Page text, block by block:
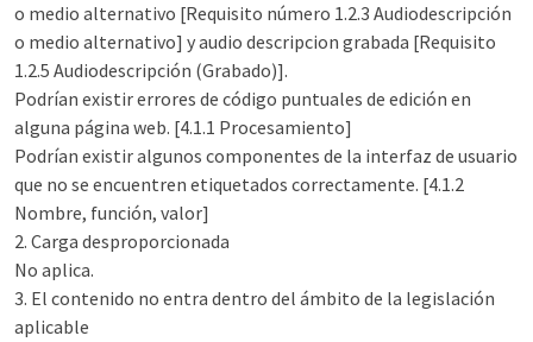
o medio alternativo [Requisito número 1.2.3 Audiodescripción
o medio alternativo] y audio descripcion grabada [Requisito
1.2.5 Audiodescripción (Grabado)].
Podrían existir errores de código puntuales de edición en
alguna página web. [4.1.1 Procesamiento]
Podrían existir algunos componentes de la interfaz de usuario
que no se encuentren etiquetados correctamente. [4.1.2
Nombre, función, valor]
2. Carga desproporcionada
No aplica.
3. El contenido no entra dentro del ámbito de la legislación
aplicable